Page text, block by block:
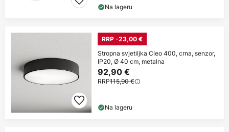
Na lageru
RRP -23,00 €
Stropna svjetiljka Cleo 400, crna, senzor,
IP20, Ø 40 cm, metalna
92,90 €
RRP115,90 €
Na lageru